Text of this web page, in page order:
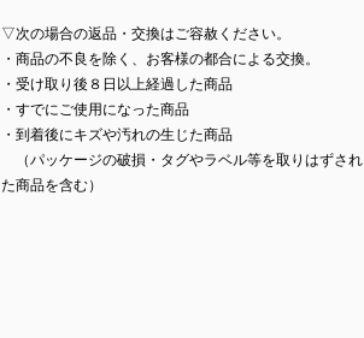
▽次の場合の返品・交換はご容赦ください。
・商品の不良を除く、お客様の都合による交換。
・受け取り後８日以上経過した商品
・すでにご使用になった商品
・到着後にキズや汚れの生じた商品
（パッケージの破損・タグやラベル等を取りはずされ
た商品を含む）